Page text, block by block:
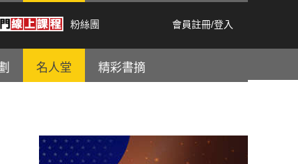
粉絲團 會員註冊/登入
名人堂 精彩書摘